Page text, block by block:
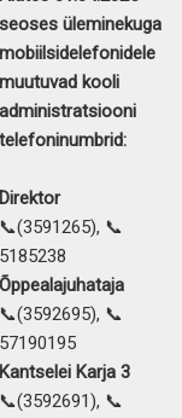
seoses üleminekuga
mobiilsidelefonidele
muutuvad kooli
administratsiooni
telefoninumbrid:
Direktor
📞(3591265), 📞
5185238
Õppealajuhataja
📞(3592695), 📞
57190195
Kantselei Karja 3
📞(3592691), 📞